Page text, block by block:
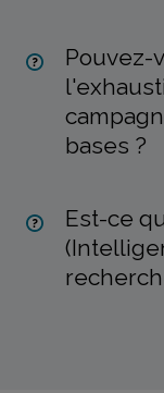
Pouvez-
bases ?
Est-ce